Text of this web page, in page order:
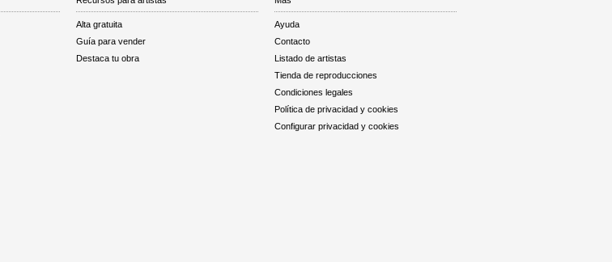
Alta gratuita
Guía para vender
Destaca tu obra
Ayuda
Contacto
Listado de artistas
Tienda de reproducciones
Condiciones legales
Política de privacidad y cookies
Configurar privacidad y cookies